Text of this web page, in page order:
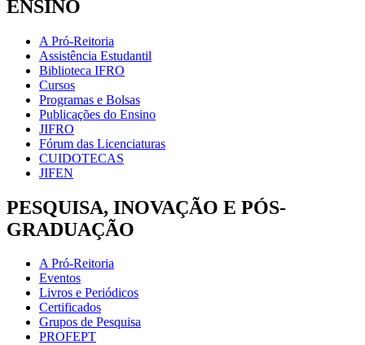
ENSINO
A Pró-Reitoria
Assistência Estudantil
Biblioteca IFRO
Cursos
Programas e Bolsas
Publicações do Ensino
JIFRO
Fórum das Licenciaturas
CUIDOTECAS
JIFEN
PESQUISA, INOVAÇÃO E PÓS-
GRADUAÇÃO
A Pró-Reitoria
Eventos
Livros e Periódicos
Certificados
Grupos de Pesquisa
PROFEPT